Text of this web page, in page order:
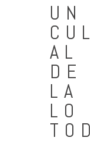
AL
DE
LA
LO